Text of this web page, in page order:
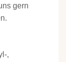
gern
,